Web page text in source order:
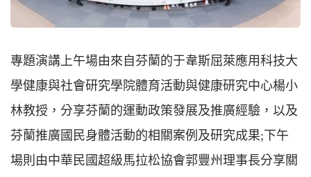
專題演講上午場由來自芬蘭的于韋斯屈萊應用科技大
學健康與社會研究學院體育活動與健康研究中心楊小
林教授，分享芬蘭的運動政策發展及推廣經驗，以及
芬蘭推廣國民身體活動的相關案例及研究成果;下午
場則由中華民國超級馬拉松協會郭豐州理事長分享關